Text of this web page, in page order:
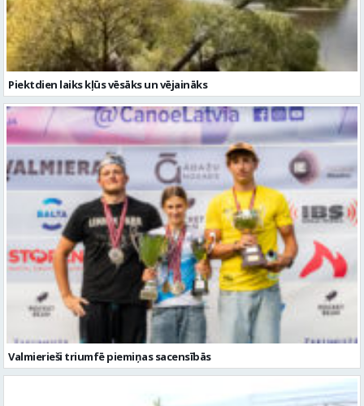
Piektdien laiks kļūs vēsāks un vējaināks
Valmierieši triumfē piemiņas sacensībās